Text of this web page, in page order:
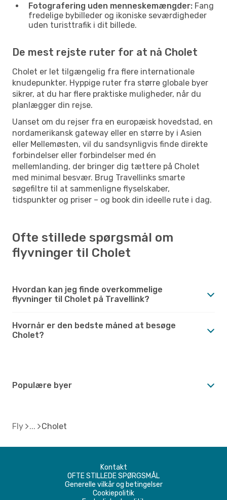
Fotografering uden menneskemængder: Fang
fredelige bybilleder og ikoniske seværdigheder
uden turisttrafik i dit billede.
De mest rejste ruter for at nå Cholet
Cholet er let tilgængelig fra flere internationale
knudepunkter. Hyppige ruter fra større globale byer
sikrer, at du har flere praktiske muligheder, når du
planlægger din rejse.
Uanset om du rejser fra en europæisk hovedstad, en
nordamerikansk gateway eller en større by i Asien
eller Mellemøsten, vil du sandsynligvis finde direkte
forbindelser eller forbindelser med én
mellemlanding, der bringer dig tættere på Cholet
med minimal besvær. Brug Travellinks smarte
søgefiltre til at sammenligne flyselskaber,
tidspunkter og priser – og book din ideelle rute i dag.
Ofte stillede spørgsmål om
flyvninger til Cholet
Hvordan kan jeg finde overkommelige
flyvninger til Cholet på Travellink?
Hvornår er den bedste måned at besøge
Cholet?
Populære byer
Fly Cholet
Kontakt
OFTE STILLEDE SPØRGSMÅL
Generelle vilkår og betingelser
Cookiepolitik